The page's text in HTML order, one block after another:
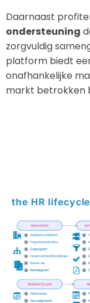
Daarnaast
ondersteuning
zorgvuldig
platform biedt
onafhankelijke
markt betrokken
the HR lifecycle